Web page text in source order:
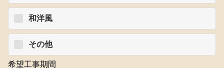
和洋風
その他
希望工事期間